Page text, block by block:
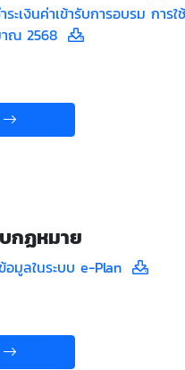
ระเงินค่าเข้ารับการอบรม การ
าณ 2568
กฏหมาย
มูลในระบบ e-Plan